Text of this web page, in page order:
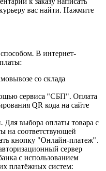
вас найти. Нажмите
В интернет-
со склада
сервиса "СБП". Оплата
QR кода на сайте
Для выбора оплаты товара с
на соответствующей
кнопку "Онлайн-платеж".
сервер
с использованием
платёжных систем: